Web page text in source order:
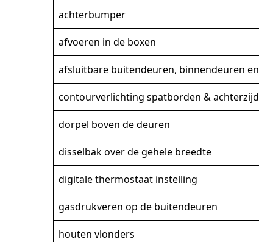
achterbumper
afvoeren in de boxen
afsluitbare buitendeuren, binnendeuren
contourverlichting spatborden &
dorpel boven de deuren
disselbak over de gehele breedte
digitale thermostaat instelling
gasdrukveren op de buitendeuren
houten vlonders